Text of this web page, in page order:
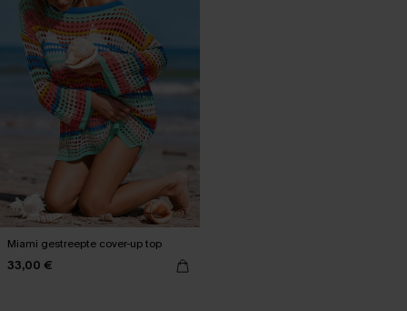
Miami gestreepte cover-up top
33,00 €